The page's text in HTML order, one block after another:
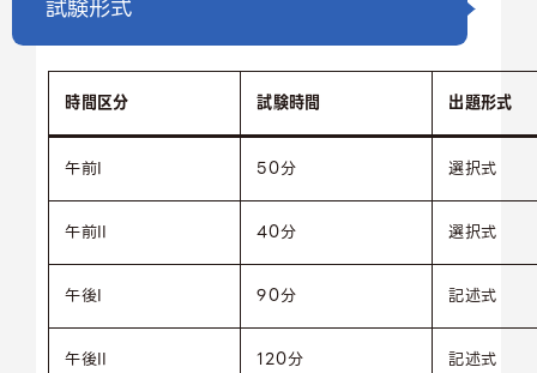
試験形式
時間区分 試験時間 出題形式
午前I 50分 選択式
午前II 40分 選択式
午後I 90分 記述式
午後II 120分 記述式